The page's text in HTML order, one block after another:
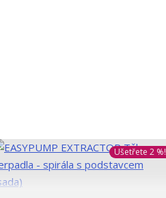
Ušetřete 2 %!